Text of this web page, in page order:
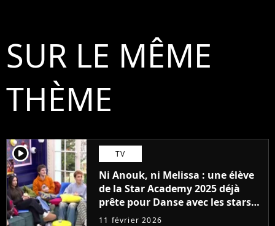
SUR LE MÊME
THÈME
player2 TV
Ni Anouk, ni Melissa : une élève
de la Star Academy 2025 déjà
prête pour Danse avec les stars
2027
11 février 2026